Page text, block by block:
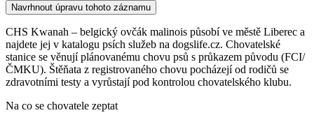
Navrhnout úpravu tohoto záznamu
CHS Kwanah – belgický ovčák malinois působí ve městě Liberec a
najdete jej v katalogu psích služeb na dogslife.cz. Chovatelské
stanice se věnují plánovanému chovu psů s průkazem původu (FCI/
ČMKU). Štěňata z registrovaného chovu pocházejí od rodičů se
zdravotními testy a vyrůstají pod kontrolou chovatelského klubu.
Na co se chovatele zeptat